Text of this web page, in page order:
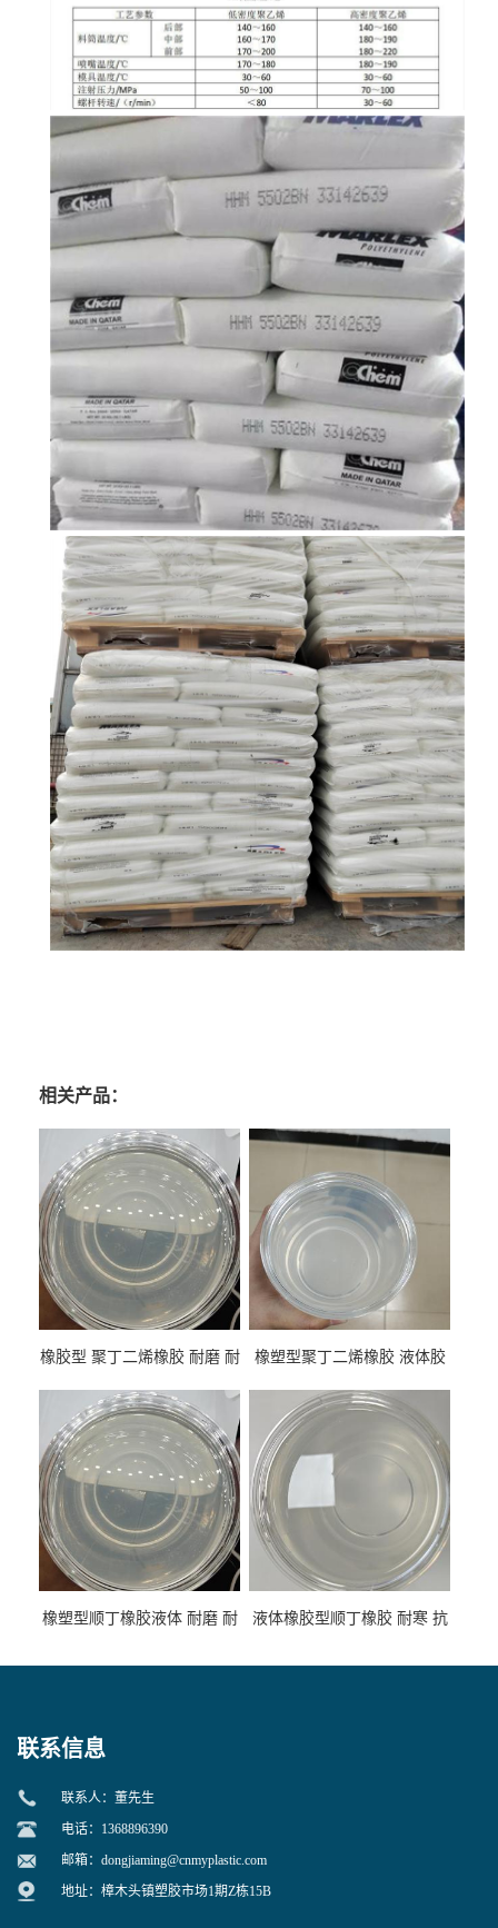
相关产品：
橡胶型 聚丁二烯橡胶 耐磨 耐
性
橡塑型聚丁二烯橡胶 液体胶
专用
橡塑型顺丁橡胶液体 耐磨 耐
液体橡胶型顺丁橡胶 耐寒 抗
联系信息
联系人：董先生
电话：1368896390
邮箱： dongjiaming@cnmyplastic.com
地址：樟木头镇塑胶市场1期Z栋15B